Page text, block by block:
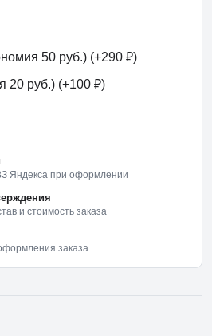
50 руб.) (+290 ₽)
20 руб.) (+100 ₽)
Яндекса при оформлении
и стоимость заказа
заказа